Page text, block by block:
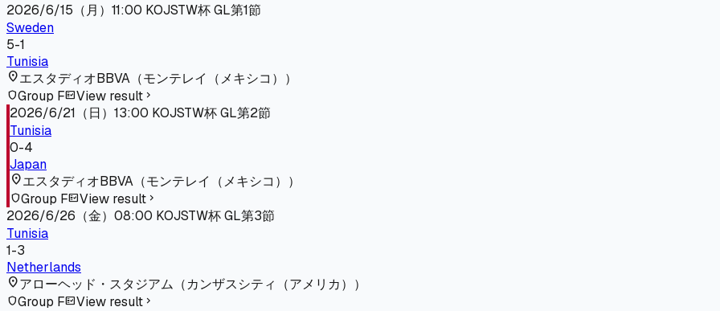
2026/6/15（月） 11:00 KOJSTW杯 GL第1節
Sweden
5-1
Tunisia
location_onエスタディオBBVA （モンテレイ（メキシコ） ）
shieldGroup Ffact_checkView result chevron_right
2026/6/21（日） 13:00 KOJSTW杯 GL第2節
Tunisia
0-4
Japan
location_onエスタディオBBVA （モンテレイ（メキシコ） ）
shieldGroup Ffact_checkView result chevron_right
2026/6/26（金） 08:00 KOJSTW杯 GL第3節
Tunisia
1-3
Netherlands
location_onアローヘッド・スタジアム （カンザスシティ（アメリカ） ）
shieldGroup Ffact_checkView result chevron_right